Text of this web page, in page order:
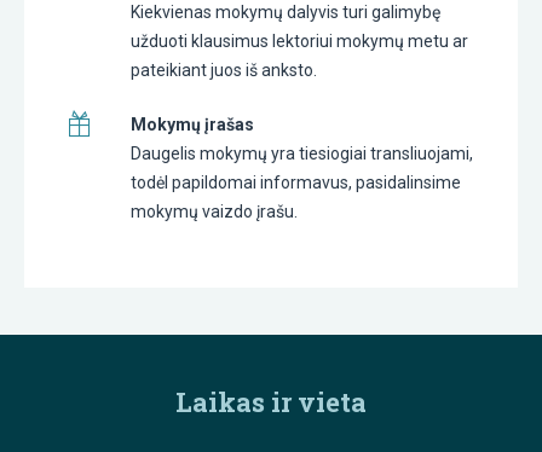
Kiekvienas mokymų dalyvis turi galimybę
užduoti klausimus lektoriui mokymų metu ar
pateikiant juos iš anksto.
Mokymų įrašas
Daugelis mokymų yra tiesiogiai transliuojami,
todėl papildomai informavus, pasidalinsime
mokymų vaizdo įrašu.
Laikas ir vieta